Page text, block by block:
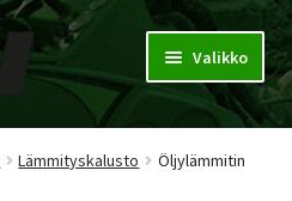
Valikko
Lämmityskalusto
Öljylämmitin